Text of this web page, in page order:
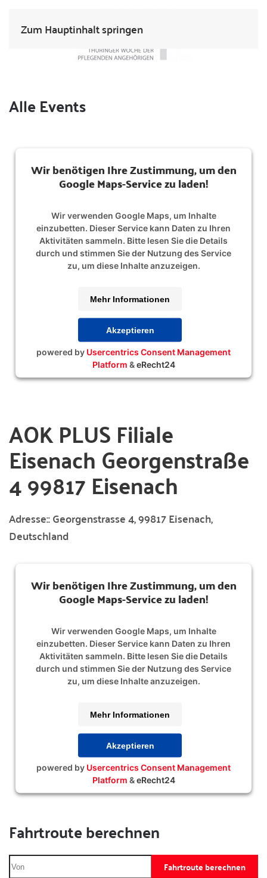
Zum Hauptinhalt springen
Alle Events
Wir benötigen Ihre Zustimmung, um den
Google Maps-Service zu laden!
Wir verwenden Google Maps, um Inhalte
einzubetten. Dieser Service kann Daten zu Ihren
Aktivitäten sammeln. Bitte lesen Sie die Details
durch und stimmen Sie der Nutzung des Service
zu, um diese Inhalte anzuzeigen.
Mehr Informationen
Akzeptieren
powered by Usercentrics Consent Management
Platform &eRecht24
AOK PLUS Filiale
Eisenach Georgenstraße
4 99817 Eisenach
Adresse::Georgenstrasse 4, 99817 Eisenach,
Deutschland
Wir benötigen Ihre Zustimmung, um den
Google Maps-Service zu laden!
Wir verwenden Google Maps, um Inhalte
einzubetten. Dieser Service kann Daten zu Ihren
Aktivitäten sammeln. Bitte lesen Sie die Details
durch und stimmen Sie der Nutzung des Service
zu, um diese Inhalte anzuzeigen.
Mehr Informationen
Akzeptieren
powered by Usercentrics Consent Management
Platform &eRecht24
Fahrtroute berechnen
Fahrtroute berechnen